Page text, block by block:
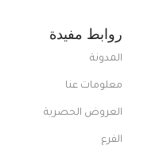
روابط مفيدة
المدونة
معلومات عنا
العروض الحصرية
الفرع